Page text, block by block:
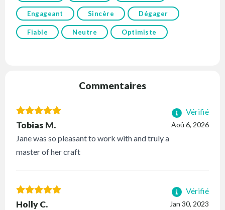
Engageant Sincère Dégager
Fiable Neutre Optimiste
Commentaires
Vérifié
Aoû 6, 2026
Tobias M.
Jane was so pleasant to work with and truly a
master of her craft
Vérifié
Jan 30, 2023
Holly C.